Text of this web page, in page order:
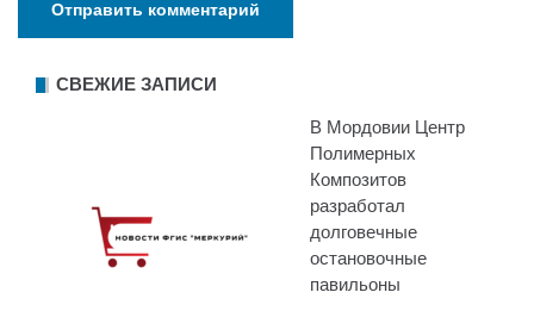
СВЕЖИЕ ЗАПИСИ
В Мордовии Центр
Полимерных
Композитов
разработал
долговечные
остановочные
павильоны